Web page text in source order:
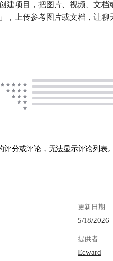
建项目，把图片、视频、文
，上传参考图片或文档，让
评分或评论，无法显示评论列表
更新日期
5/18/2026
提供者
Edward